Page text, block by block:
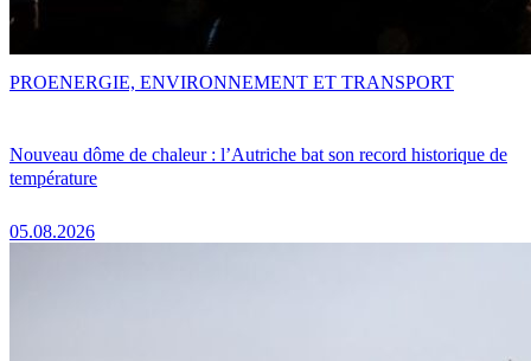
Nouveau dôme de chaleur : l’Autriche bat son record historique de
température
05.08.2026
PROENERGIE, ENVIRONNEMENT ET TRANSPORT